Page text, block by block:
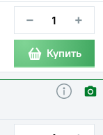
− +
Купить